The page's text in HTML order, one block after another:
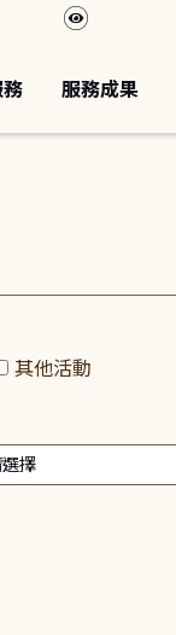
服務成果
其他活動